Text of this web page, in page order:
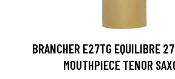
BRANCHER E27TG EQUILIBRE
MOUTHPIECE TENOR